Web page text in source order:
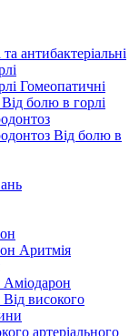
антибактеріальні
Гомеопатичні
болю в горлі
Від болю в
Аритмія
Аміодарон
Від високого
артеріального